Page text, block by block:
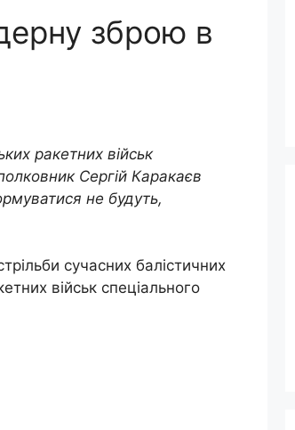
зброю в
ракетних військ
Сергій Каракаєв
не будуть,
сучасних балістичних
військ спеціального